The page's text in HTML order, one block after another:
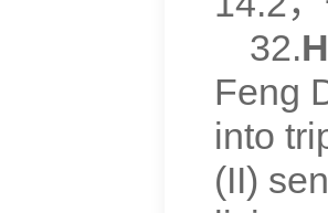
32.
Feng
into
(II)